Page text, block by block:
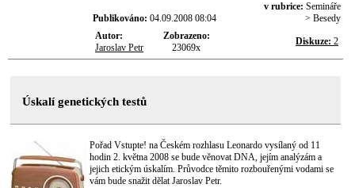
Publikováno: 04.09.2008 08:04
v rubrice: Semináře
> Besedy
Autor:
Jaroslav Petr
Zobrazeno:
23069x
Diskuze: 2
Úskalí genetických testů
Pořad Vstupte! na Českém rozhlasu Leonardo vysílaný od 11
hodin 2. května 2008 se bude věnovat DNA, jejím analýzám a
jejich etickým úskalím. Průvodce těmito rozbouřenými vodami se
vám bude snažit dělat Jaroslav Petr.